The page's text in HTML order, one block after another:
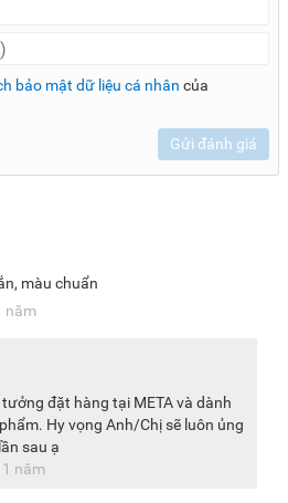
bảo mật dữ liệu cá nhân của
Gửi đánh giá
màu chuẩn
năm
đặt hàng tại META và dành
Hy vọng Anh/Chị sẽ luôn ủng
sau ạ
1 năm